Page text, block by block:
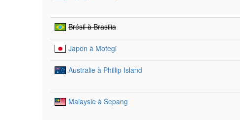
Brésil à Brasilia
Japon à Motegi
Australie à Phillip Island
Malaysie à Sepang